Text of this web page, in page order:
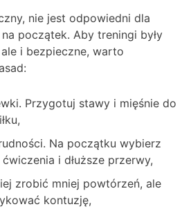
nie jest odpowiedni dla
początek. Aby treningi były
i bezpieczne, warto
Przygotuj stawy i mięśnie do
Na początku wybierz
i dłuższe przerwy,
zrobić mniej powtórzeń, ale
kontuzję,